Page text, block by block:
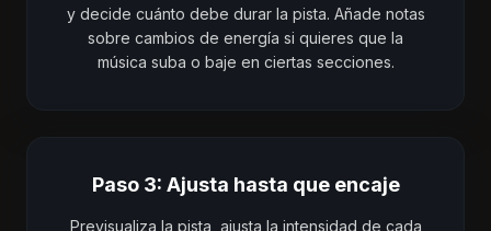
y decide cuánto debe durar la pista. Añade notas
sobre cambios de energía si quieres que la
música suba o baje en ciertas secciones.
Paso 3: Ajusta hasta que encaje
Previsualiza la pista, ajusta la intensidad de cada